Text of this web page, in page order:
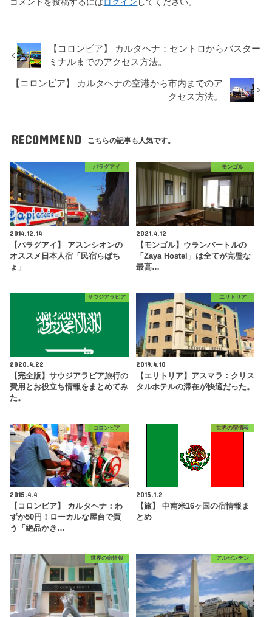
【コロンビア】 カルタヘナ：セントロからバスター
ミナルまでのアクセス方法。
【コロンビア】 カルタヘナの空港から市内までのア
クセス方法。
RECOMMEND こちらの記事も人気です。
パラグアイ
2014.12.14
【パラグアイ】 アスンシオンの
オススメ日本人宿「民宿らぱち
ょ」
モンゴル
2021.4.12
【モンゴル】ウランバートルの
「Zaya Hostel」は全てが完璧な
最高…
サウジアラビア
2020.4.22
【完全版】サウジアラビア旅行の
費用とお役立ち情報をまとめてみ
た。
エリトリア
2019.4.10
【エリトリア】アスマラ：クリス
タルホテルの滞在が快適だった。
コロンビア
2015.4.4
【コロンビア】 カルタヘナ：わ
ずか50円！ローカルな屋台で買
う「絶品かき…
世界の宿情報
2015.1.2
【旅】 中南米16ヶ国の宿情報ま
とめ
世界の宿情報 アルゼンチン